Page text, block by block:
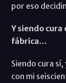
por eso
Y siendo
fábrica…
Siendo cura
con mi